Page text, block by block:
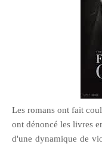
Les romans ont fait
ont dénoncé les livres
d'une dynamique de